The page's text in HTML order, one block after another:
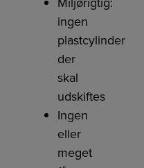
ingen
plastcylinder
der
skal
udskiftes
Ingen
eller
meget